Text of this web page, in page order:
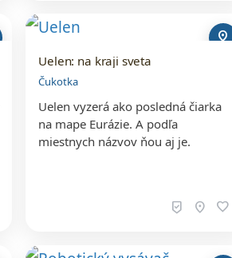
pin_drop
Uelen: na kraji sveta
Čukotka
Uelen vyzerá ako posledná čiarka
na mape Eurázie. A podľa
miestnych názvov ňou aj je.
beenhere location_on favorite